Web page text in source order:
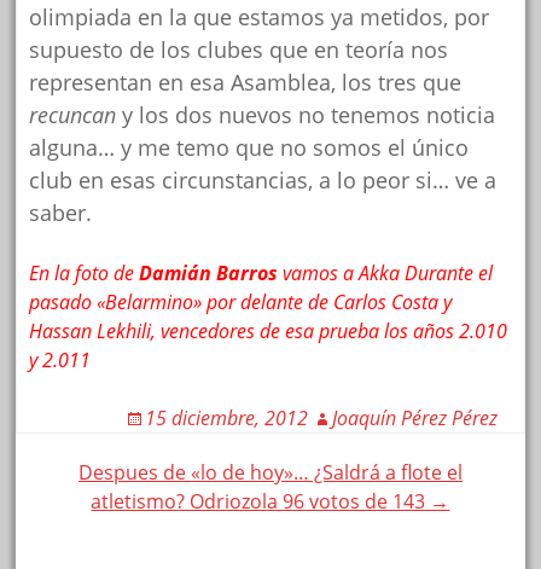
olimpiada en la que estamos ya metidos, por
supuesto de los clubes que en teoría nos
representan en esa Asamblea, los tres que
recuncany los dos nuevos no tenemos noticia
alguna… y me temo que no somos el único
club en esas circunstancias, a lo peor si… ve a
saber.
En la foto deDamián Barros vamos a Akka Durante el
pasado «Belarmino» por delante de Carlos Costa y
Hassan Lekhili, vencedores de esa prueba los años 2.010
y 2.011
15 diciembre, 2012 Joaquín Pérez Pérez
PostDespues de «lo de hoy»… ¿Saldrá a flote el
atletismo? Odriozola 96 votos de 143 →